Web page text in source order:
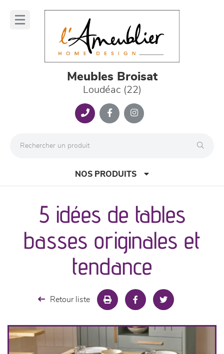
Meubles Broisat
Loudéac (22)
NOS PRODUITS
canapés et fauteuils
séjours
chambres et dressing
literie
5 idées de tables
basses originales et
tendance
Retour liste